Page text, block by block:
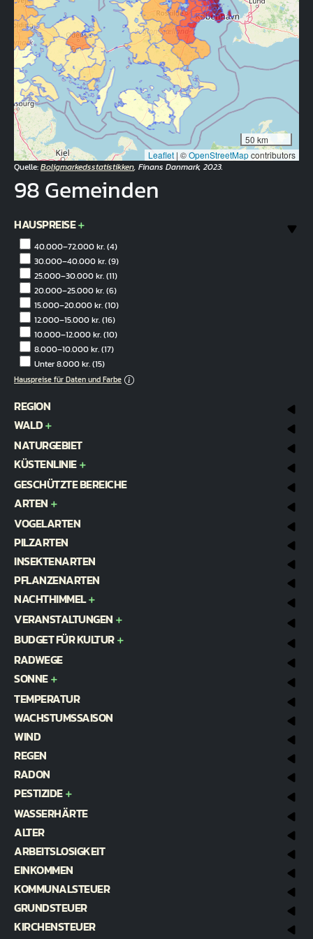
HAUSPREISE
40.000–72.000 kr.(4)
30.000–40.000 kr.(9)
25.000–30.000 kr.(11)
20.000–25.000 kr.(6)
15.000–20.000 kr.(10)
12.000–15.000 kr.(16)
10.000–12.000 kr.(10)
8.000–10.000 kr.(17)
Unter 8.000 kr.(15)
Hauspreise für Daten und Farbe
REGION
WALD
NATURGEBIET
KÜSTENLINIE
GESCHÜTZTE BEREICHE
ARTEN
VOGELARTEN
PILZARTEN
INSEKTENARTEN
PFLANZENARTEN
NACHTHIMMEL
VERANSTALTUNGEN
BUDGET FÜR KULTUR
RADWEGE
SONNE
TEMPERATUR
WACHSTUMSSAISON
WIND
REGEN
RADON
PESTIZIDE
WASSERHÄRTE
ALTER
ARBEITSLOSIGKEIT
EINKOMMEN
KOMMUNALSTEUER
GRUNDSTEUER
KIRCHENSTEUER
50 km
Leaflet | ©OpenStreetMapcontributors
Quelle:Boligmarkedsstatistikken, Finans Danmark, 2023.
98 Gemeinden